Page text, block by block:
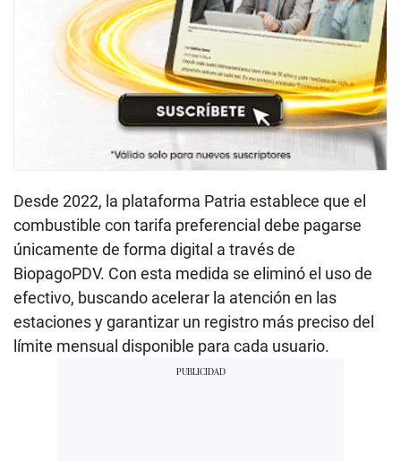
Desde 2022, la plataforma Patria establece que el
combustible con tarifa preferencial debe pagarse
únicamente de forma digital a través de
BiopagoPDV. Con esta medida se eliminó el uso de
efectivo, buscando acelerar la atención en las
estaciones y garantizar un registro más preciso del
límite mensual disponible para cada usuario.